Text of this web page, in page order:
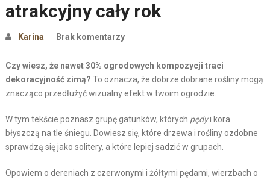
atrakcyjny cały rok
Karina Brak komentarzy
Czy wiesz, że nawet 30% ogrodowych kompozycji traci
dekoracyjność zimą? To oznacza, że dobrze dobrane rośliny mogą
znacząco przedłużyć wizualny efekt w twoim ogrodzie.
W tym tekście poznasz grupę gatunków, których pędyi kora
błyszczą na tle śniegu. Dowiesz się, które drzewa i rośliny ozdobne
sprawdzą się jako solitery, a które lepiej sadzić w grupach.
Opowiem o dereniach z czerwonymi i żółtymi pędami, wierzbach o